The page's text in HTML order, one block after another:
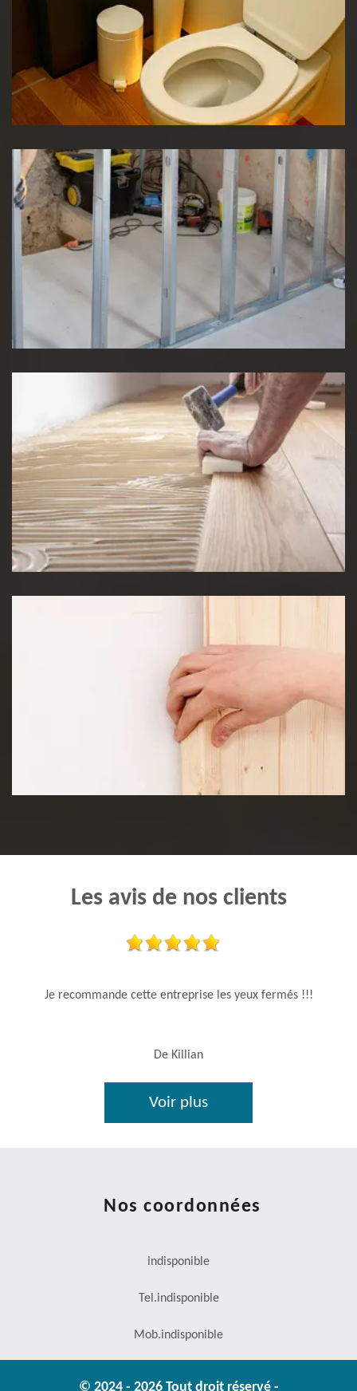
Réparation WC
Pose de cloison
Pose de Lino
Les avis de nos clients
Je recommande cette entreprise les yeux fermés !!!
De Killian
Voir plus
Nos coordonnées
indisponible
Tel.indisponible
Mob.indisponible
© 2024 - 2026 Tout droit réservé -